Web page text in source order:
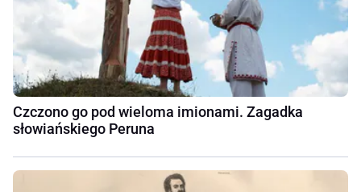
Czczono go pod wieloma imionami. Zagadka
słowiańskiego Peruna